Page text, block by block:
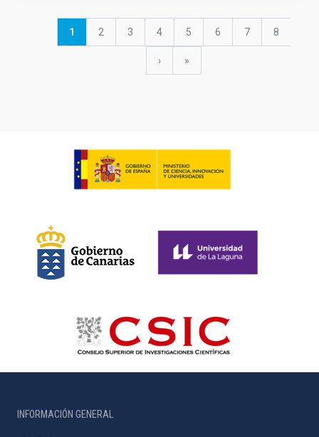
PaginaciónPágina
1 Página
2 Página
3 Página
4 Página
5 Página
6 Página
7 Página
8
Siguiente
›
última
»
INFORMACIÓN GENERAL